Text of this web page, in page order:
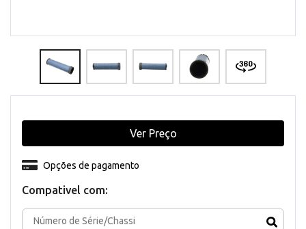
Compativel com:
Opções de pagamento
Ver Preço